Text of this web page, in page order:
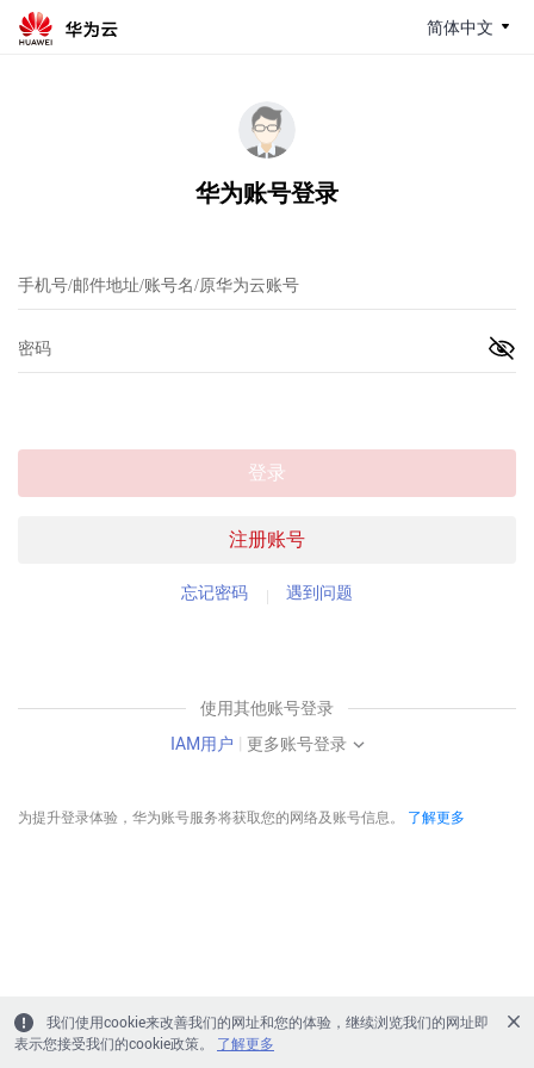
简体中文
华为账号登录
注册账号
登录
忘记密码 遇到问题
使用其他账号登录
IAM用户 | 更多账号登录
为提升登录体验，华为账号服务将获取您的网络及账号信息。 了解更多
我们使用cookie来改善我们的网址和您的体验，继续浏览我们的网址即
表示您接受我们的cookie政策。
了解更多